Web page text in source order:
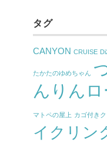
タグ
CANYON CRUISE
たかたのゆめちゃん
んりんロ
マトペの屋上 カゴ付き
イクリン